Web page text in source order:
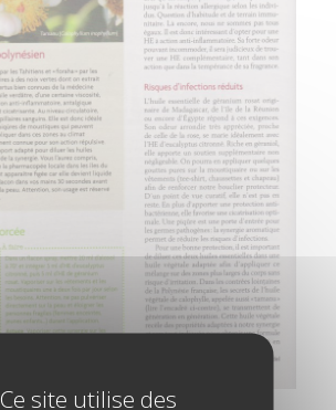
Ce site utilise des